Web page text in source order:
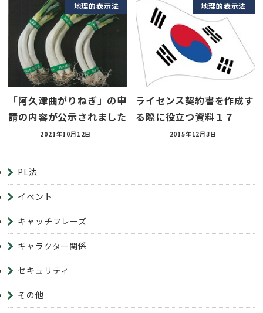
地理的表示法
「阿久津曲がりねぎ」の申
請の内容が公示されました
2021年10月12日
地理的表示法
ライセンス契約書を作成す
る際に役立つ資料１７
2015年12月3日
PL法
イベント
キャッチフレーズ
キャラクター関係
セキュリティ
その他